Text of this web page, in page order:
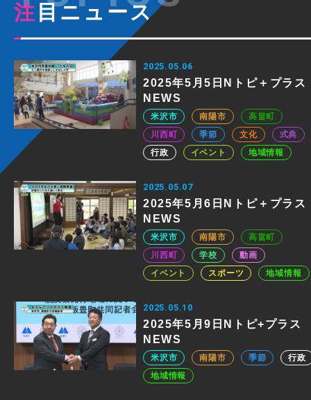
注目ニュース
2025.05.06
2025年5月5日Nトピ＋プラス
NEWS
米沢市 南陽市
高畠町
川西町
季節 文化
式典
行政
イベント 地域情報
2025.05.07
2025年5月6日Nトピ＋プラス
NEWS
米沢市 南陽市
高畠町
川西町
学校
動画
イベント
スポーツ 地域情報
2025.05.10
2025年5月9日Nトピ+プラス
NEWS
米沢市 南陽市 季節
行政
地域情報